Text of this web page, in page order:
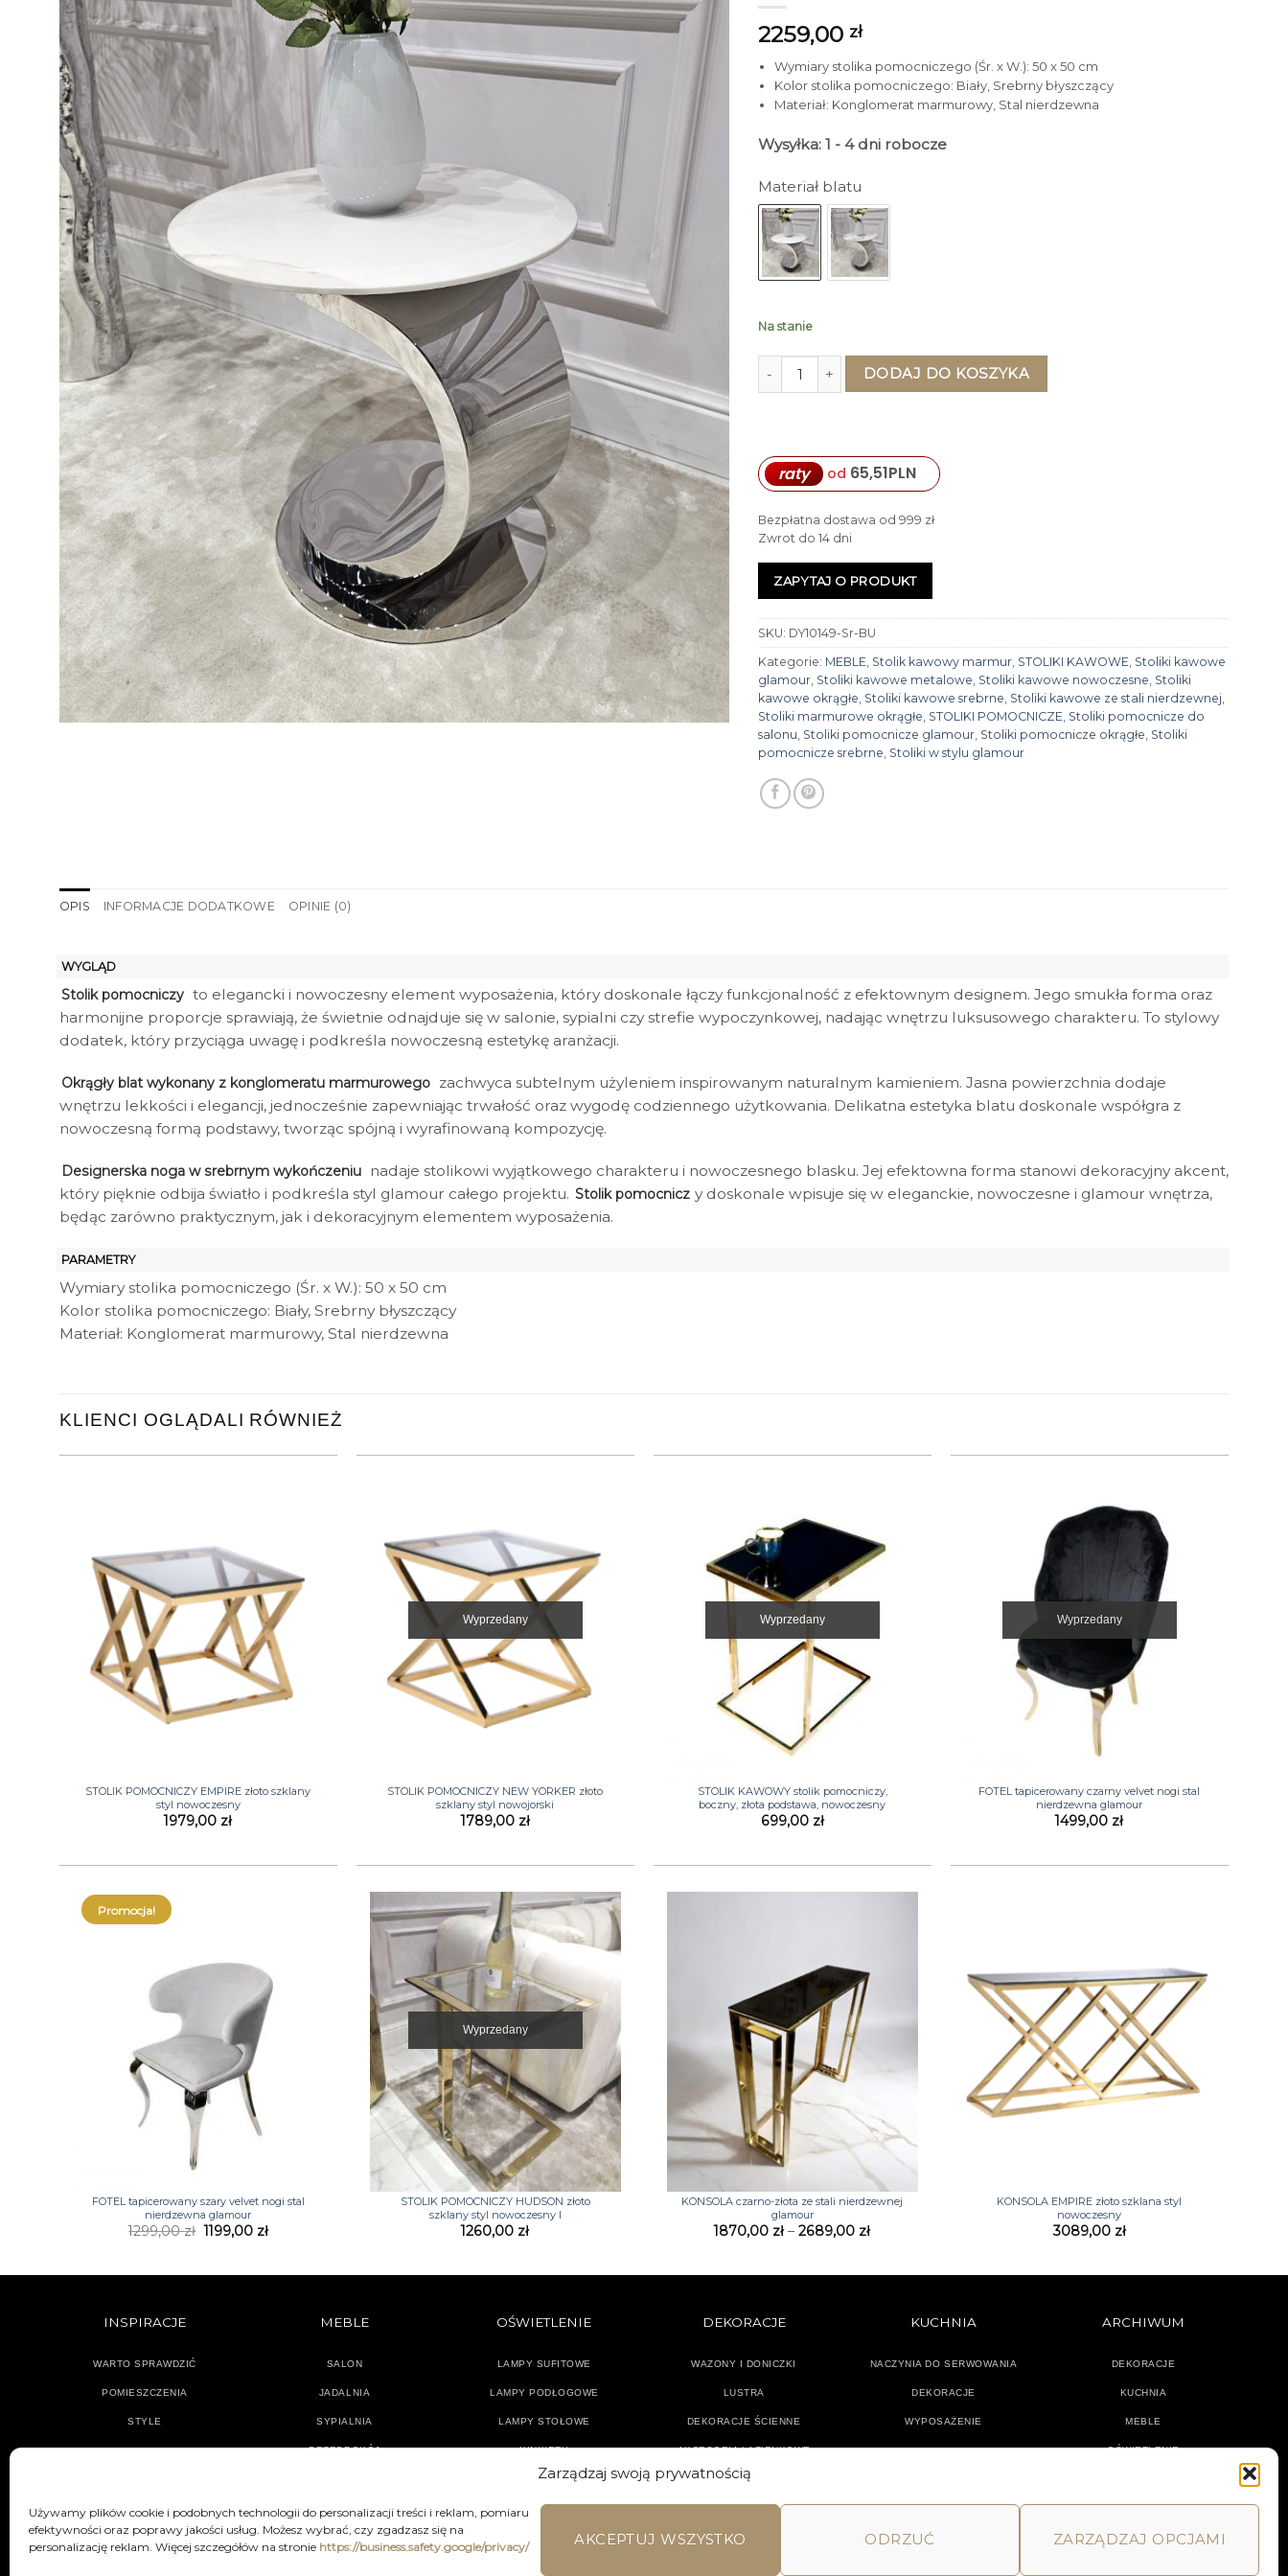
Zarządzaj swoją prywatnością
Używamy plików cookie i podobnych technologii do personalizacji treści i reklam, pomiaru
efektywności oraz poprawy jakości usług. Możesz wybrać, czy zgadzasz się na
personalizację reklam. Więcej szczegółów na stronie https://business.safety.google/privacy/ AKCEPTUJ WSZYSTKO ODRZUĆ ZARZĄDZAJ OPCJAMI
2259,00 zł
Wymiary stolika pomocniczego (Śr. x W.): 50 x 50 cm
Kolor stolika pomocniczego: Biały, Srebrny błyszczący
Materiał: Konglomerat marmurowy, Stal nierdzewna
Wysyłka: 1 - 4 dni robocze
Materiał blatu
Na stanie
ilość STOLIK POMOCNICZY na srebnrej designerskiej nodze, okrągły, biały
DODAJ DO KOSZYKA
raty od 65,51PLN
Bezpłatna dostawa od 999 zł
Zwrot do 14 dni
ZAPYTAJ O PRODUKT
SKU: DY10149-Sr-BU
Kategorie: MEBLE Stolik kawowy marmur STOLIKI KAWOWE Stoliki kawowe
glamour Stoliki kawowe metalowe Stoliki kawowe nowoczesne Stoliki
kawowe okrągłe Stoliki kawowe srebrne Stoliki kawowe ze stali nierdzewnej
Stoliki marmurowe okrągłe STOLIKI POMOCNICZE Stoliki pomocnicze do
salonu Stoliki pomocnicze glamour Stoliki pomocnicze okrągłe Stoliki
pomocnicze srebrne Stoliki w stylu glamour
OPIS INFORMACJE DODATKOWE OPINIE (0)
WYGLĄD
Stolik pomocniczy to elegancki i nowoczesny element wyposażenia, który doskonale łączy funkcjonalność z efektownym designem. Jego smukła forma oraz
harmonijne proporcje sprawiają, że świetnie odnajduje się w salonie, sypialni czy strefie wypoczynkowej, nadając wnętrzu luksusowego charakteru. To stylowy
dodatek, który przyciąga uwagę i podkreśla nowoczesną estetykę aranżacji.
Okrągły blat wykonany z konglomeratu marmurowego zachwyca subtelnym użyleniem inspirowanym naturalnym kamieniem. Jasna powierzchnia dodaje
wnętrzu lekkości i elegancji, jednocześnie zapewniając trwałość oraz wygodę codziennego użytkowania. Delikatna estetyka blatu doskonale współgra z
nowoczesną formą podstawy, tworząc spójną i wyrafinowaną kompozycję.
Designerska noga w srebrnym wykończeniu nadaje stolikowi wyjątkowego charakteru i nowoczesnego blasku. Jej efektowna forma stanowi dekoracyjny akcent,
który pięknie odbija światło i podkreśla styl glamour całego projektu. Stolik pomocnicz y doskonale wpisuje się w eleganckie, nowoczesne i glamour wnętrza,
będąc zarówno praktycznym, jak i dekoracyjnym elementem wyposażenia.
PARAMETRY
Wymiary stolika pomocniczego (Śr. x W.): 50 x 50 cm
Kolor stolika pomocniczego: Biały, Srebrny błyszczący
Materiał: Konglomerat marmurowy, Stal nierdzewna
KLIENCI OGLĄDALI RÓWNIEŻ
STOLIK POMOCNICZY EMPIRE złoto szklany
styl nowoczesny
1979,00 zł
Wyprzedany
STOLIK POMOCNICZY NEW YORKER złoto
szklany styl nowojorski
1789,00 zł
Wyprzedany
STOLIK KAWOWY stolik pomocniczy,
boczny, złota podstawa, nowoczesny
699,00 zł
Wyprzedany
FOTEL tapicerowany czarny velvet nogi stal
nierdzewna glamour
1499,00 zł
Promocja!
FOTEL tapicerowany szary velvet nogi stal
nierdzewna glamour
1299,00zł Pierwotna
cena
1199,00 złAktualna
Wyprzedany
STOLIK POMOCNICZY HUDSON złoto
szklany styl nowoczesny I
1260,00 zł
KONSOLA czarno-złota ze stali nierdzewnej
glamour
1870,00 zł – 2689,00 złZakres
do
KONSOLA EMPIRE złoto szklana styl
nowoczesny
3089,00 zł
INSPIRACJE
WARTO SPRAWDZIĆ
POMIESZCZENIA
STYLE
MEBLE
SALON
JADALNIA
SYPIALNIA
PRZEDPOKÓJ
OŚWIETLENIE
LAMPY SUFITOWE
LAMPY PODŁOGOWE
LAMPY STOŁOWE
KINKIETY
DEKORACJE
WAZONY I DONICZKI
LUSTRA
DEKORACJE ŚCIENNE
AKCESORIA ŁAZIENKOWE
TEKSTYLIA
DODATKI
KUCHNIA
NACZYNIA DO SERWOWANIA
DEKORACJE
WYPOSAŻENIE
ARCHIWUM
DEKORACJE
KUCHNIA
MEBLE
OŚWIETLENIE